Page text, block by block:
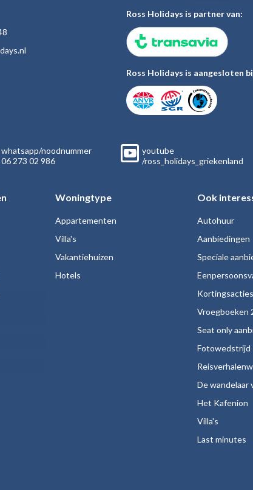
s.nl
Ross Holidays is partner van:
Ross Holidays is aangesloten
whatsapp/noodnummer
06 273 02 986
youtube
/ross_holidays_griekenland
Woningtype
Appartementen
Villa's
Vakantiehuizen
Hotels
Ook
Autohuur
Aanbiedingen
Speciale
Kortingsacties
Vroegboeken
Seat only
Fotowedstrijd
De wandelaar
Het Kafenion
Villa's
Last minutes